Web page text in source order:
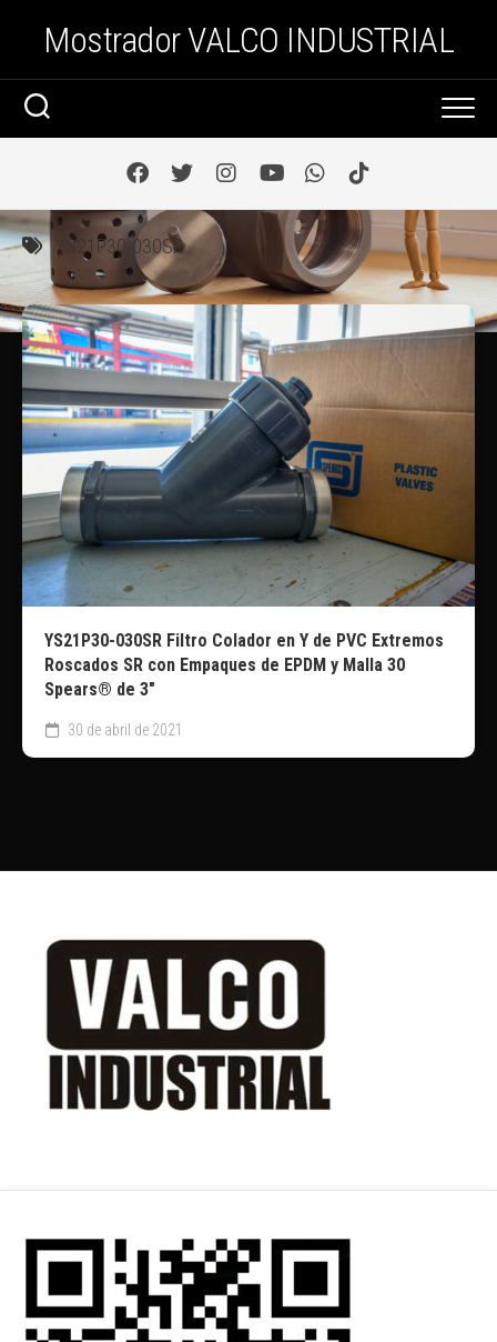
Mostrador VALCO INDUSTRIAL
YS21P30-030SR
YS21P30-030SR Filtro Colador en Y de PVC Extremos
Roscados SR con Empaques de EPDM y Malla 30
Spears® de 3″
30 de abril de 2021